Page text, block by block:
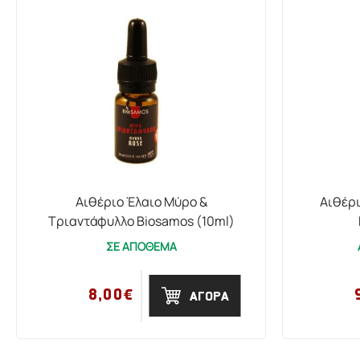
Αιθέριο Έλαιο Μύρο &
Τριαντάφυλλο Biosamos (10ml)
ΣΕ ΑΠΟΘΕΜΑ
8,00€ ΑΓΟΡΑ